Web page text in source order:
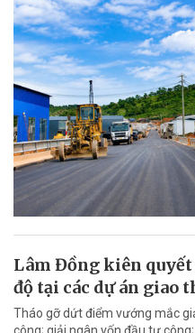
Lâm Đồng kiên
độ tại các dự án giao
Tháo gỡ dứt điểm vướng mắc